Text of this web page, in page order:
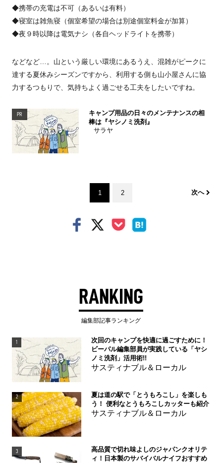
◆携帯の充電は不可（あるいは有料）
◆寝室は雑魚寝（個室希望の場合は別途個室料金が加算）
◆夜９時以降は電気ナシ（各自ヘッドライトを携帯）
などなど…。山という厳しい環境にあるうえ、混雑がピークに
達する夏休みシーズンですから、利用する側も山小屋さんに協
力するつもりで、気持ちよく過ごせる工夫をしたいですね。
PR
キャンプ用品の日々のメンテナンスの相
棒は『ヤシノミ洗剤』
サラヤ
1 2 次へ
RANKING
編集部記事ランキング
1
次回のキャンプを快適に過ごすために！
ビーパル編集部員が実践している「ヤシ
ノミ洗剤」活用術!!
サスティナブル＆ローカル
2
夏は道の駅で「とうもろこし」を楽しも
う！ 便利なとうもろこしカッターも紹介
サスティナブル＆ローカル
3
高品質で切れ味よしのジャパンクオリテ
ィ！日本製のサバイバルナイフおすすめ